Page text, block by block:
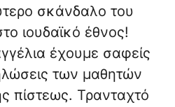
σκάνδαλο του
ιουδαϊκό έθνος!
έχουμε σαφείς
των μαθητών
πίστεως. Τρανταχτό